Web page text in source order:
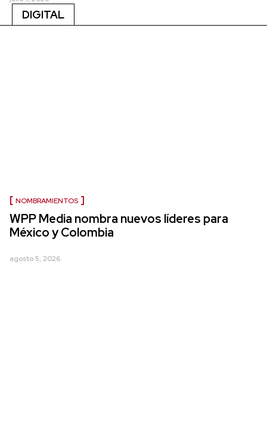
DIGITAL
NOMBRAMIENTOS
WPP Media nombra nuevos líderes para
México y Colombia
agosto 5, 2026